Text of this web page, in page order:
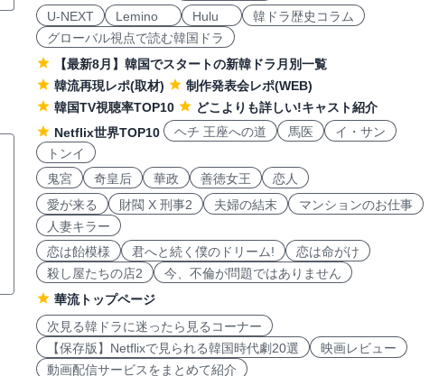
U-NEXT
Lemino Hulu
韓ドラ歴史コラム
グローバル視点で読む韓国ドラ
【最新8月】韓国でスタートの新韓ドラ月別一覧
韓流再現レポ(取材)
制作発表会レポ(WEB)
韓国TV視聴率TOP10
どこよりも詳しい!キャスト紹介
Netflix世界TOP10
ヘチ 王座への道 馬医
イ・サン
トンイ
鬼宮
奇皇后 華政 善徳女王
恋人
愛が来る
財閥 X 刑事2 夫婦の結末
マンションのお仕事
人妻キラー
恋は飴模様
君へと続く僕のドリーム!
恋は命がけ
殺し屋たちの店2
今、不倫が問題ではありません
華流トップページ
次見る韓ドラに迷ったら見るコーナー
【保存版】Netflixで見られる韓国時代劇20選
映画レビュー
動画配信サービスをまとめて紹介